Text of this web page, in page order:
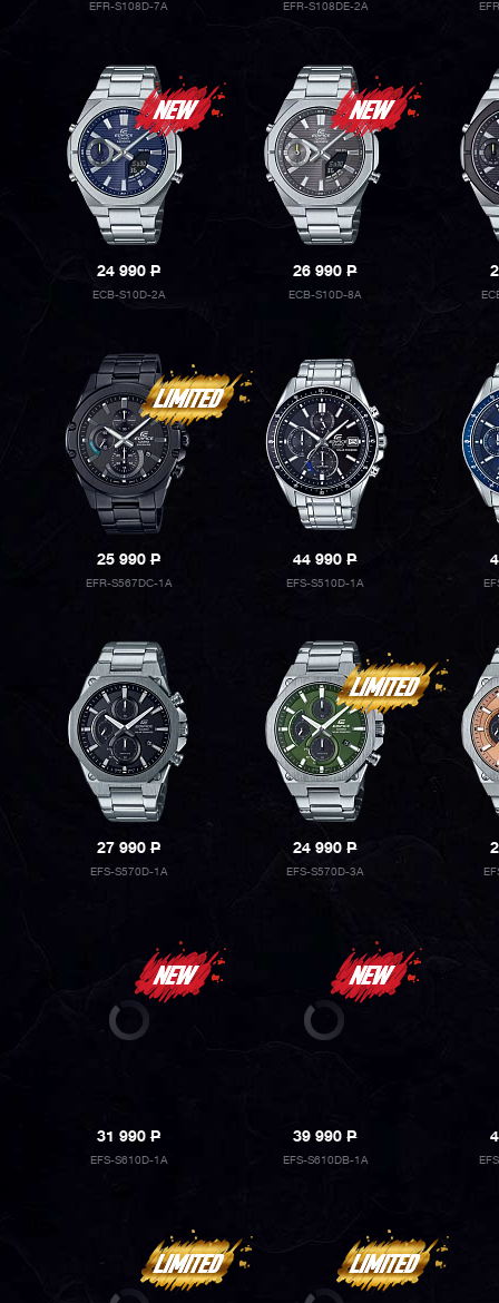
EFR-S108D-7A EFR-S108DE-2A
24 990P
ECB-S10D-2A
26 990P
ECB-S10D-8A
25 990P
EFR-S567DC-1A
44 990P
EFS-S510D-1A
27 990P
EFS-S570D-1A
24 990P
EFS-S570D-3A
31 990P
EFS-S610D-1A
39 990P
EFS-S610DB-1A